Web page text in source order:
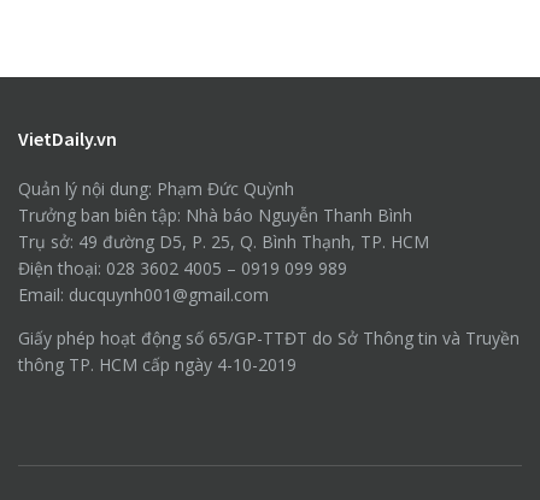
VietDaily.vn
Quản lý nội dung: Phạm Đức Quỳnh
Trưởng ban biên tập: Nhà báo Nguyễn Thanh Bình
Trụ sở: 49 đường D5, P. 25, Q. Bình Thạnh, TP. HCM
Điện thoại: 028 3602 4005 – 0919 099 989
Email: ducquynh001@gmail.com
Giấy phép hoạt động số 65/GP-TTĐT do Sở Thông tin và Truyền
thông TP. HCM cấp ngày 4-10-2019